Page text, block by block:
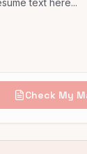
Check My